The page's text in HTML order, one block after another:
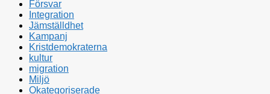
Försvar
Integration
Jämställdhet
Kampanj
Kristdemokraterna
kultur
migration
Miljö
Okategoriserade